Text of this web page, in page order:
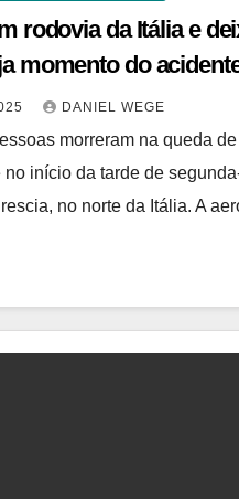
rodovia da Itália e
momento do
DANIEL WEGE
morreram na queda
início da tarde de
no norte da Itália. A